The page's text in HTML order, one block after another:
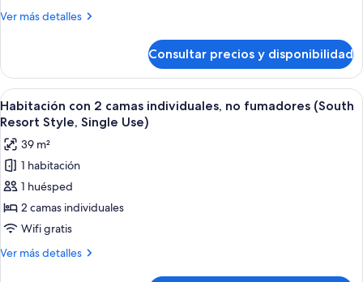
fumadores
Ver más detalles
Más
doble,
no
fumadores
(Main
Consultar precios y disponibilidad
Abrir
todas
las
fotos
de
Habitación
con
2
camas
Habitación de hotel con dos camas,
4
Habitación con 2 camas individuales, no fumadores (South
Resort Style, Single Use)
39 m²
1 habitación
1 huésped
2 camas individuales
Wifi gratis
Ver más detalles
Más